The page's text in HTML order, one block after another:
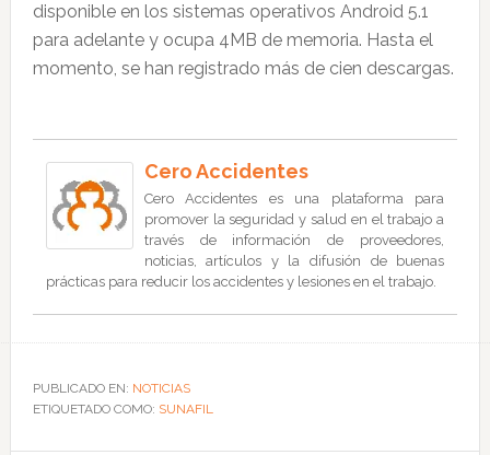
disponible en los sistemas operativos Android 5.1
para adelante y ocupa 4MB de memoria. Hasta el
momento, se han registrado más de cien descargas.
Cero Accidentes
Cero Accidentes es una plataforma para
promover la seguridad y salud en el trabajo a
través de información de proveedores,
noticias, artículos y la difusión de buenas
prácticas para reducir los accidentes y lesiones en el trabajo.
PUBLICADO EN: NOTICIAS
ETIQUETADO COMO: SUNAFIL